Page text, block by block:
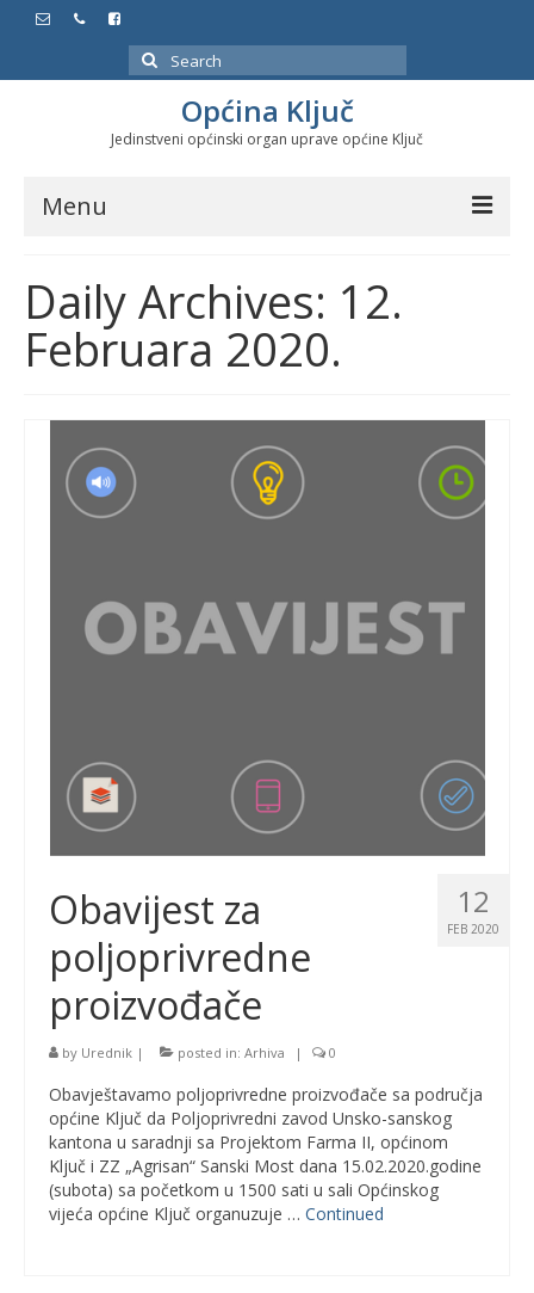
Search
for:
Općina Ključ
Jedinstveni općinski organ uprave općine Ključ
Menu
Službeni glasnici
Javne nabavke
Značajni datumi i manifestacije
Program energetske efikasnosti u stambenom
sektoru
Daily Archives: 12.
Februara 2020.
12
FEB 2020
Obavijest za
poljoprivredne
proizvođače
by Urednik | posted in: Arhiva | 0
Obavještavamo poljoprivredne proizvođače sa područja
općine Ključ da Poljoprivredni zavod Unsko-sanskog
kantona u saradnji sa Projektom Farma II, općinom
Ključ i ZZ „Agrisan“ Sanski Most dana 15.02.2020.godine
(subota) sa početkom u 1500 sati u sali Općinskog
vijeća općine Ključ organuzuje … Continued